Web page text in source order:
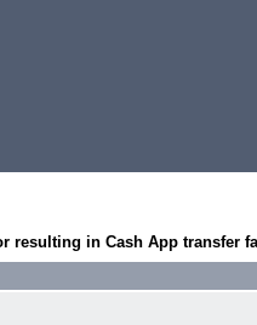
resulting in Cash App transfer